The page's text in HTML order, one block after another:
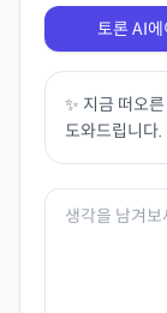
토론 AI에
✨ 지금 떠오
도와드립니다.